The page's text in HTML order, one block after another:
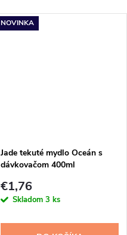
NOVINKA
Jade tekuté mydlo Oceán s
dávkovačom 400ml
€1,76
Skladom 3 ks